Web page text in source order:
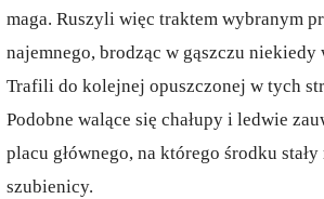
maga. Ruszyli więc traktem wybranym
najemnego, brodząc w gąszczu niekiedy
Trafili do kolejnej opuszczonej w tych
Podobne walące się chałupy i ledwie
placu głównego, na którego środku
szubienicy.